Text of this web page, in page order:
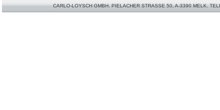
CARLO-LOYSCH GMBH. PIELACHER STRASSE 50, A-3390 MELK.